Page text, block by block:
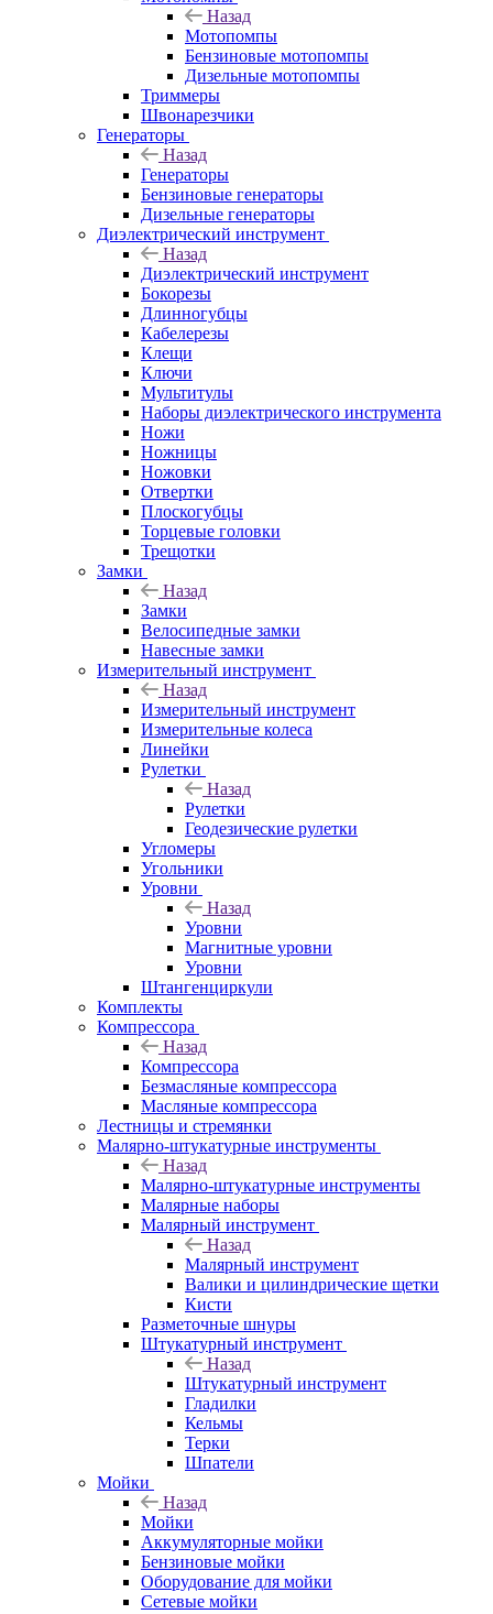
Назад
Мотопомпы
Бензиновые мотопомпы
Дизельные мотопомпы
Триммеры
Швонарезчики
Генераторы
Назад
Генераторы
Бензиновые генераторы
Дизельные генераторы
Диэлектрический инструмент
Назад
Диэлектрический инструмент
Бокорезы
Длинногубцы
Кабелерезы
Клещи
Ключи
Мультитулы
Наборы диэлектрического инструмента
Ножи
Ножницы
Ножовки
Отвертки
Плоскогубцы
Торцевые головки
Трещотки
Замки
Назад
Замки
Велосипедные замки
Навесные замки
Измерительный инструмент
Назад
Измерительный инструмент
Измерительные колеса
Линейки
Рулетки
Назад
Рулетки
Геодезические рулетки
Угломеры
Угольники
Уровни
Назад
Уровни
Магнитные уровни
Уровни
Штангенциркули
Комплекты
Компрессора
Назад
Компрессора
Безмасляные компрессора
Масляные компрессора
Лестницы и стремянки
Малярно-штукатурные инструменты
Назад
Малярно-штукатурные инструменты
Малярные наборы
Малярный инструмент
Назад
Малярный инструмент
Валики и цилиндрические щетки
Кисти
Разметочные шнуры
Штукатурный инструмент
Назад
Штукатурный инструмент
Гладилки
Кельмы
Терки
Шпатели
Мойки
Назад
Мойки
Аккумуляторные мойки
Бензиновые мойки
Оборудование для мойки
Сетевые мойки